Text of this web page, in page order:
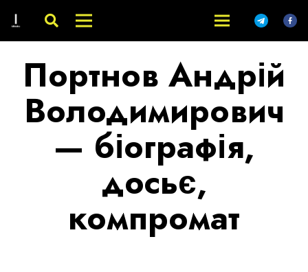
Портнов Андрій
Володимирович
— біографія,
досьє,
компромат